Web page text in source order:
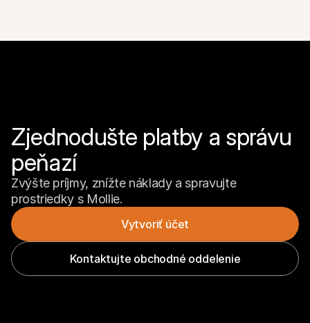
Zjednodušte platby a správu
peňazí
Zvýšte príjmy, znížte náklady a spravujte
prostriedky s Mollie.
Vytvoriť účet
Kontaktujte obchodné oddelenie